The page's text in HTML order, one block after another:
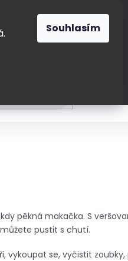
Souhlasím
pěkná makačka. S
pustit s chutí.
vykoupat se, vyčistit